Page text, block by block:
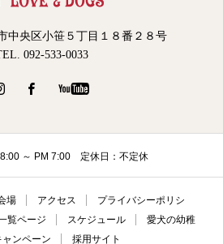
中央区小笹５丁目１８番２８号
092-533-0033
～ PM 7:00 定休日：不定休
場 アクセス
プライバシーポリシ
覧ページ スケジュール
愛犬の幼稚
ャンペーン 採用サイト